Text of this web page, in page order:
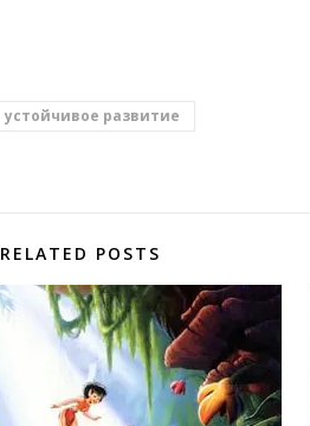
устойчивое развитие
RELATED POSTS